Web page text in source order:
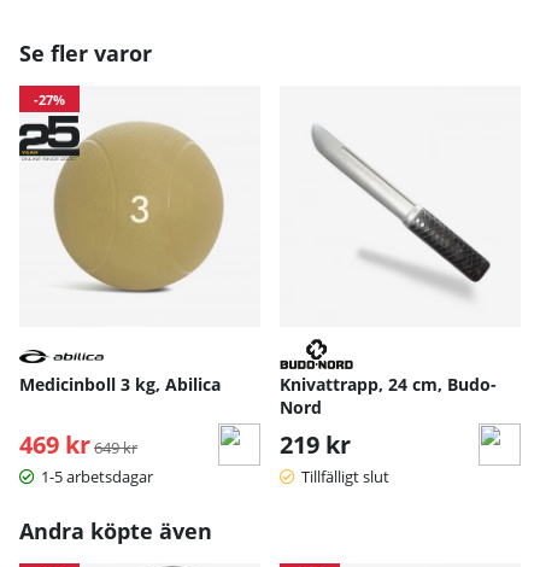
Se fler varor
-27%
Medicinboll 3 kg, Abilica
469 kr Ordinarie pris:
649 kr
1-5 arbetsdagar
Knivattrapp, 24 cm, Budo-
Nord
219 kr
Tillfälligt slut
Andra köpte även